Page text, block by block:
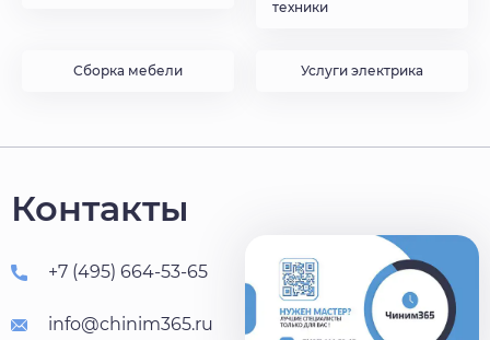
техники
Сборка мебели Услуги электрика
Контакты
+7 (495) 664-53-65
info@chinim365.ru